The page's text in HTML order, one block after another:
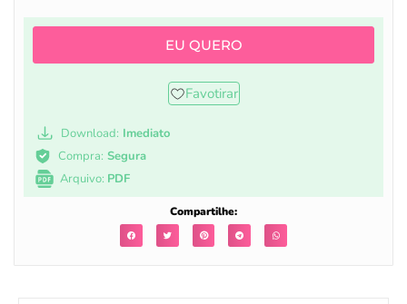
EU QUERO
Favotirar
Download: Imediato
Compra: Segura
Arquivo: PDF
Compartilhe: